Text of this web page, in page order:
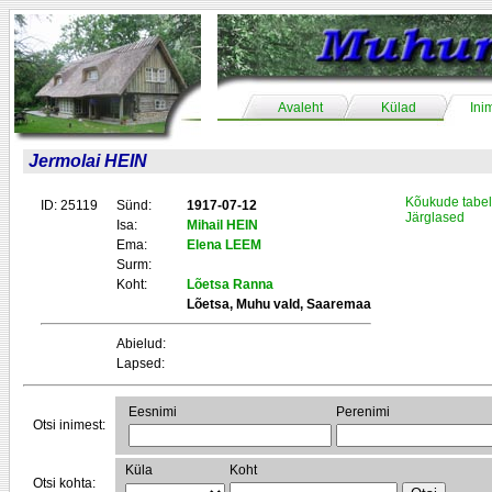
Avaleht Külad
Jermolai HEIN
ID: 25119 Sünd:
1917-07-12
Isa:
Mihail HEIN
Ema:
Elena LEEM
Surm:
Koht:
Lõetsa Ranna
Lõetsa, Muhu vald, Saaremaa
Abielud:
Lapsed:
Kõukude tabel
Järglased
Otsi inimest:
Eesnimi Perenimi
Otsi kohta:
Küla Koht